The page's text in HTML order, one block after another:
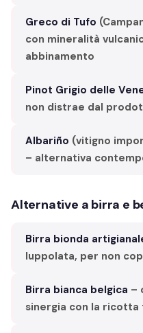
Greco di Tufo
con mineralità
abbinamento
Pinot Grigio delle
non distrae dal
Albariño (vitigno
– alternativa
Alternative a birra e
Birra bionda
luppolata, per non
Birra bianca belgica –
sinergia con la ricotta